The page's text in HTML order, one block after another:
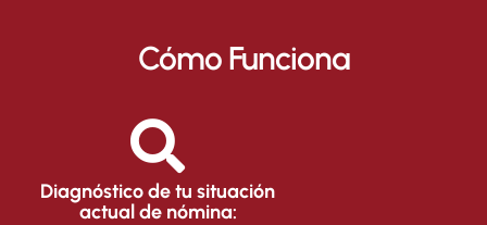
Cómo Funciona
Diagnóstico de tu situación
actual de nómina: